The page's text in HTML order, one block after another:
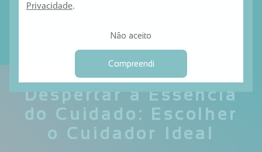
Privacidade.
Não aceito
Compreendi
Despertar a Essência
do Cuidado: Escolher
o Cuidador Ideal